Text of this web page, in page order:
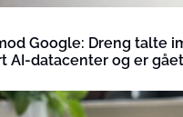
Google: Dreng talte
AI-datacenter og er